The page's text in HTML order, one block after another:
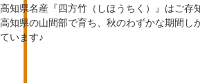
高知県名産『四方竹（しほうちく）』はご存
高知県の山間部で育ち、秋のわずかな期間し
ています♪